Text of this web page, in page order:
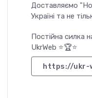
Доставляємо
Україні та не
Постійна силка
UkrWeb ⭐🏆⭐
https://ukr-